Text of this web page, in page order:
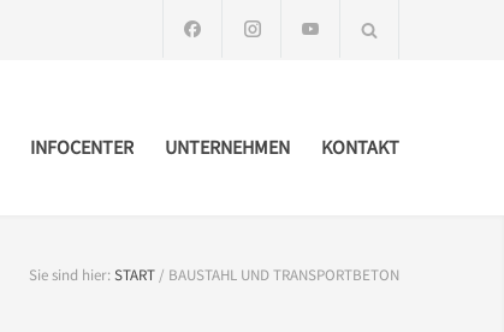
INFOCENTER UNTERNEHMEN KONTAKT
Sie sind hier:START / BAUSTAHL UND TRANSPORTBETON